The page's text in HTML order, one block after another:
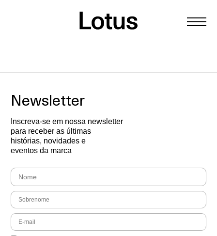
Newsletter
Inscreva-se em nossa newsletter
para receber as últimas
histórias, novidades e
eventos da marca